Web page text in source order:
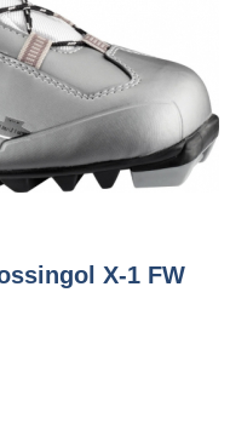
X-1 FW